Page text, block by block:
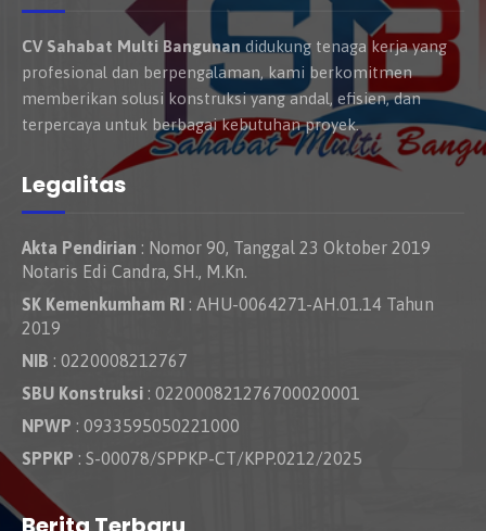
CV Sahabat Multi Bangunan didukung tenaga kerja yang
profesional dan berpengalaman, kami berkomitmen
memberikan solusi konstruksi yang andal, efisien, dan
terpercaya untuk berbagai kebutuhan proyek.
Legalitas
Akta Pendirian : Nomor 90, Tanggal 23 Oktober 2019
Notaris Edi Candra, SH., M.Kn.
SK Kemenkumham RI : AHU-0064271-AH.01.14 Tahun
2019
NIB : 0220008212767
SBU Konstruksi : 022000821276700020001
NPWP : 0933595050221000
SPPKP : S-00078/SPPKP-CT/KPP.0212/2025